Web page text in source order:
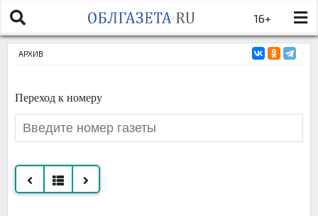
16+
АРХИВ
Переход к номеру